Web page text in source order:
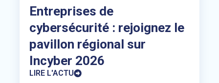
Entreprises de
cybersécurité : rejoignez le
pavillon régional sur
Incyber 2026
LIRE L'ACTU